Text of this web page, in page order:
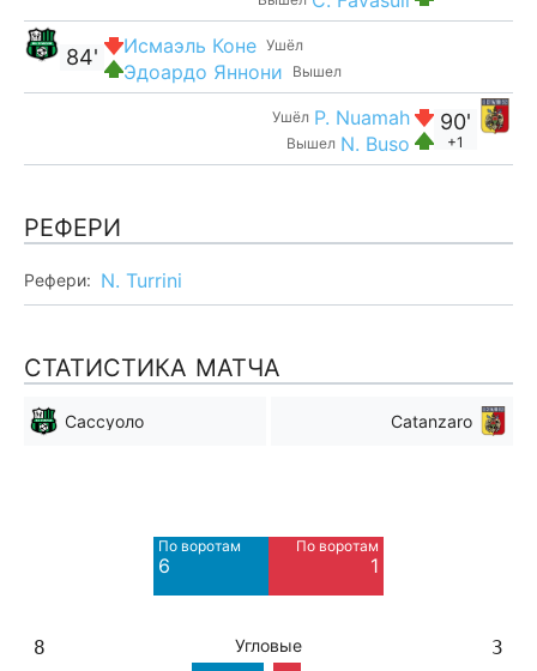
Ушёл
Исмаэль Коне
Вышел
Эдоардо Яннони
84'
90'
+1
Ушёл P. Nuamah
Вышел N. Buso
РЕФЕРИ
Рефери: N. Turrini
СТАТИСТИКА МАТЧА
Сассуоло Catanzaro
По воротам
6
По воротам
1
8 Угловые 3